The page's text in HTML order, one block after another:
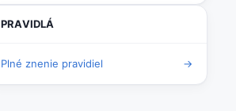
PRAVIDLÁ
Plné znenie pravidiel →